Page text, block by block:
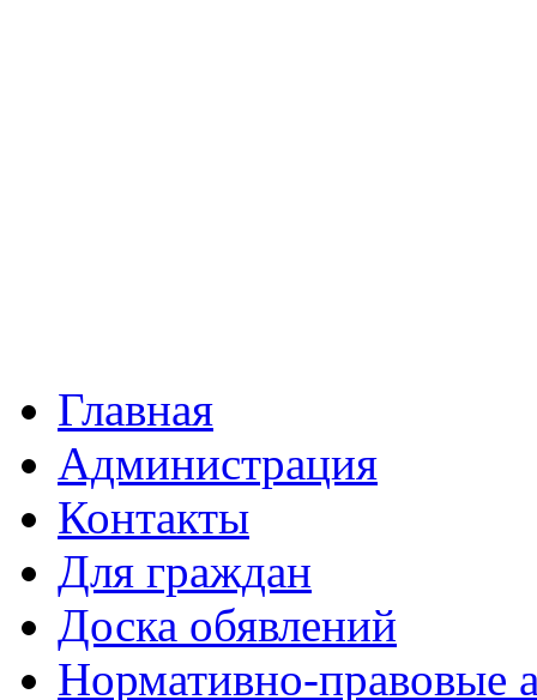
Главная
Администрация
Контакты
Для граждан
Доска обявлений
Нормативно-правовые